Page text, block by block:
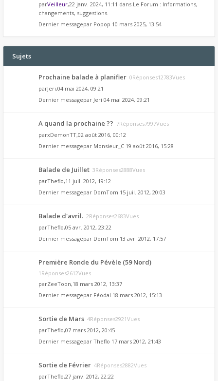
parVeilleur,22 janv. 2024, 11:11 dans Le Forum : Informations,
changements, suggestions.
Dernier messagepar Popop 10 mars 2025, 13:54
Sujets
Prochaine balade à planifier 0Réponses12783Vues
parJeri,04 mai 2024, 09:21
Dernier messagepar Jeri 04 mai 2024, 09:21
A quand la prochaine ?? 7Réponses7997Vues
parxDemonTT,02 août 2016, 00:12
Dernier messagepar Monsieur_C 19 août 2016, 15:28
Balade de Juillet 3Réponses2888Vues
parTheflo,11 juil. 2012, 19:12
Dernier messagepar DomTom 15 juil. 2012, 20:03
Balade d'avril. 2Réponses2683Vues
parTheflo,05 avr. 2012, 23:22
Dernier messagepar DomTom 13 avr. 2012, 17:57
Première Ronde du Pévèle (59 Nord)
1Réponses2612Vues
parZeeToon,18 mars 2012, 13:37
Dernier messagepar Féodal 18 mars 2012, 15:13
Sortie de Mars 4Réponses2921Vues
parTheflo,07 mars 2012, 20:45
Dernier messagepar Theflo 17 mars 2012, 21:43
Sortie de Février 4Réponses2882Vues
parTheflo,27 janv. 2012, 22:22